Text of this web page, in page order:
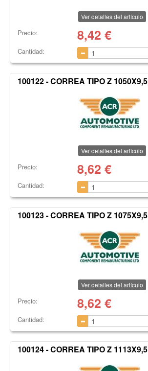
Ver detalles del artículo
Precio: 8,42 €
Cantidad:
100122 - CORREA TIPO Z 1050X9,5
Ver detalles del artículo
Precio: 8,62 €
Cantidad:
100123 - CORREA TIPO Z 1075X9,5
Ver detalles del artículo
Precio: 8,62 €
Cantidad:
100124 - CORREA TIPO Z 1113X9,5